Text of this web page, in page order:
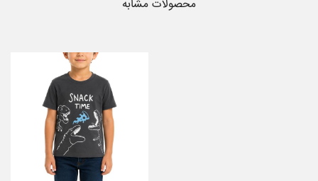
محصولات مشابه